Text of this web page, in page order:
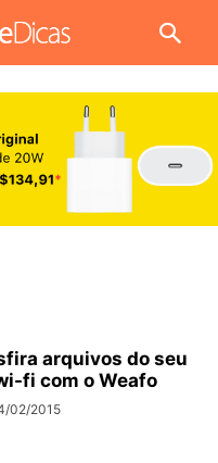
arquivos do seu
fi com o Weafo
02/2015